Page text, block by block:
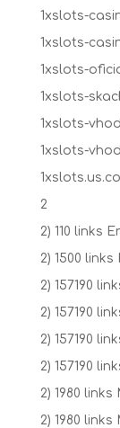
1xslots-
1xslots-
1xslots-
1xslots-
1xslots-
1xslots-
2
2) 110 links
2) 1500
2) 157190
2) 157190
2) 157190
2) 157190
2) 1980
2) 1980